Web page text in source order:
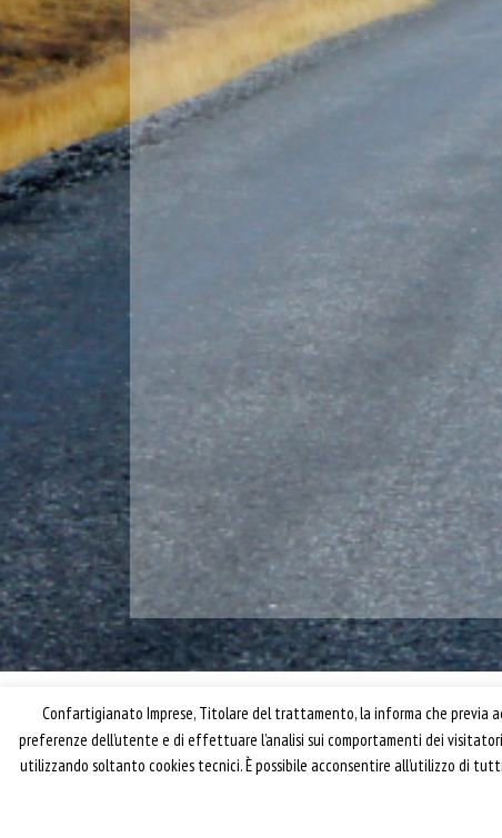
Confartigianato Imprese, Titolare del trattamento, la informa che previa
preferenze dell’utente e di effettuare l’analisi sui comportamenti dei
utilizzando soltanto cookies tecnici. È possibile acconsentire all’utilizzo di